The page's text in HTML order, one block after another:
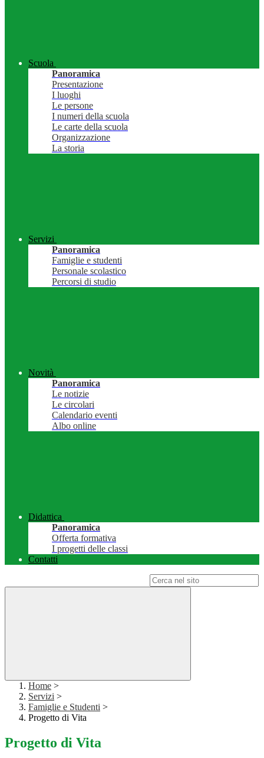
Scuola
Panoramica
Presentazione
I luoghi
Le persone
I numeri della scuola
Le carte della scuola
Organizzazione
La storia
Servizi
Panoramica
Famiglie e studenti
Personale scolastico
Percorsi di studio
Novità
Panoramica
Le notizie
Le circolari
Calendario eventi
Albo online
Didattica
Panoramica
Offerta formativa
I progetti delle classi
Contatti
Home >
Servizi >
Famiglie e Studenti >
Progetto di Vita
Progetto di Vita